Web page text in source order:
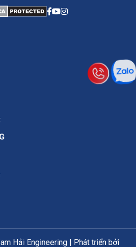
Hải Engineering | Phát triển bởi